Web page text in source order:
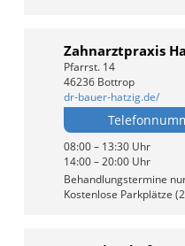
Zahnarztpraxis
Pfarrst. 14
46236 Bottrop
dr-bauer-hatzig.de/
08:00 – 13:30 Uhr
14:00 – 20:00 Uhr
Behandlungstermine
Kostenlose Parkplätze